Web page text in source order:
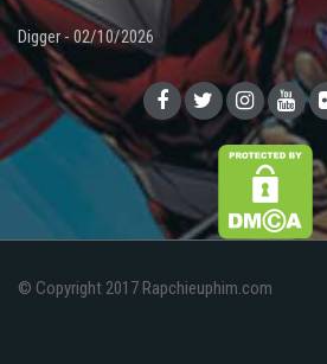
Trong phim Kẻ Ẩn Danh, Vân
Tuấn, một người phụ nữ tháo vát,
đình
Digger - 02/10/2026
© Copyright 2017 Rapchieuphim.com